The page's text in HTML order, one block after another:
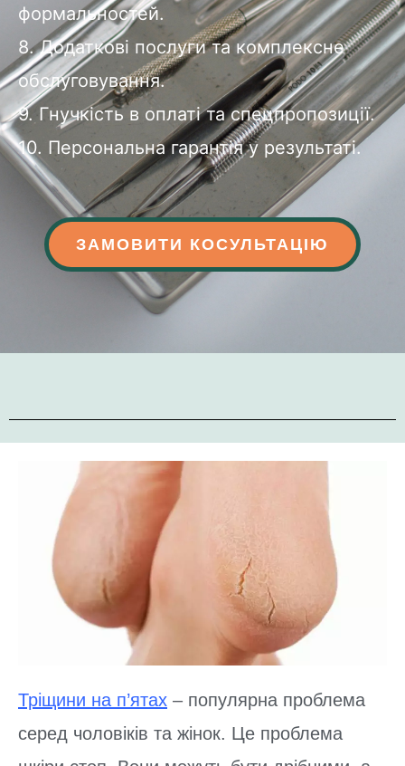
формальностей.
8. Додаткові послуги та комплексне
обслуговування.
9. Гнучкість в оплаті та спецпропозиції.
10. Персональна гарантія у результаті.
ЗАМОВИТИ КОСУЛЬТАЦІЮ
Тріщини на п’ятах – популярна проблема
серед чоловіків та жінок. Це проблема